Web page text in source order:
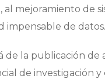
mejoramiento de
impensable de datos.
de la publicación
de investigación